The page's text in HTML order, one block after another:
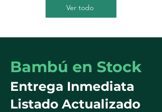
Ver todo
Bambú en Stock
Entrega Inmediata
Listado Actualizado